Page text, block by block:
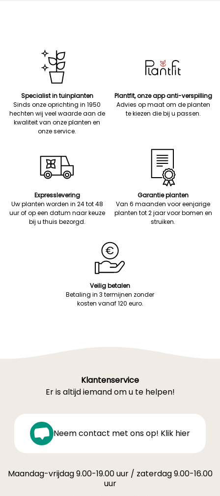
Specialist in tuinplanten
Sinds onze oprichting in 1950
hechten wij veel waarde aan de
kwaliteit van onze planten en
onze service.
Plantfit, onze app anti-verspilling
Advies op maat om de planten
te kiezen die bij u passen.
Expresslevering
Uw planten worden in 24 tot 48
uur of op een datum naar keuze
bij u thuis bezorgd.
Garantie planten
Van 6 maanden voor eenjarige
planten tot 2 jaar voor bomen en
struiken.
Veilig betalen
Betaling in 3 termijnen zonder
kosten vanaf 120 euro.
Klantenservice
Er is altijd iemand om u te helpen!
Neem contact met ons op! Klik hier
Maandag-vrijdag 9.00-19.00 uur / zaterdag 9.00-16.00
uur